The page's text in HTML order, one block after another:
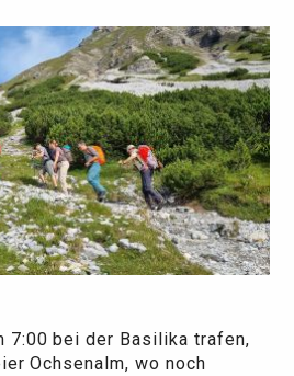
7:00 bei der Basilika trafen,
Ochsenalm, wo noch